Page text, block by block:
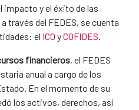
impacto y el éxito de las
través del FEDES, se cuenta
el ICO yCOFIDES.
financieros, el FEDES
anual a cargo de los
En el momento de su
los activos, derechos, así